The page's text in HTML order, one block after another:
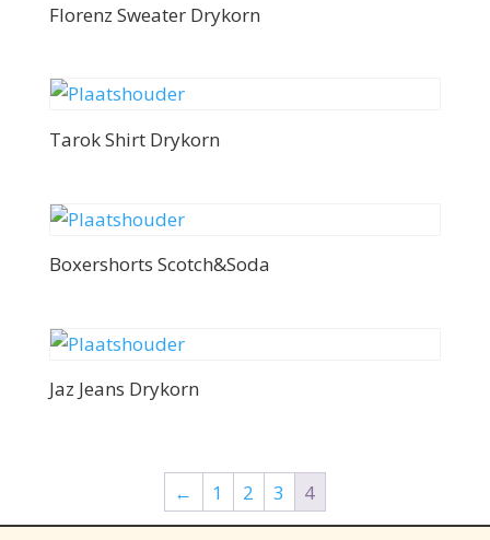
Florenz Sweater Drykorn
Tarok Shirt Drykorn
Boxershorts Scotch&Soda
Jaz Jeans Drykorn
← 1 2 3 4